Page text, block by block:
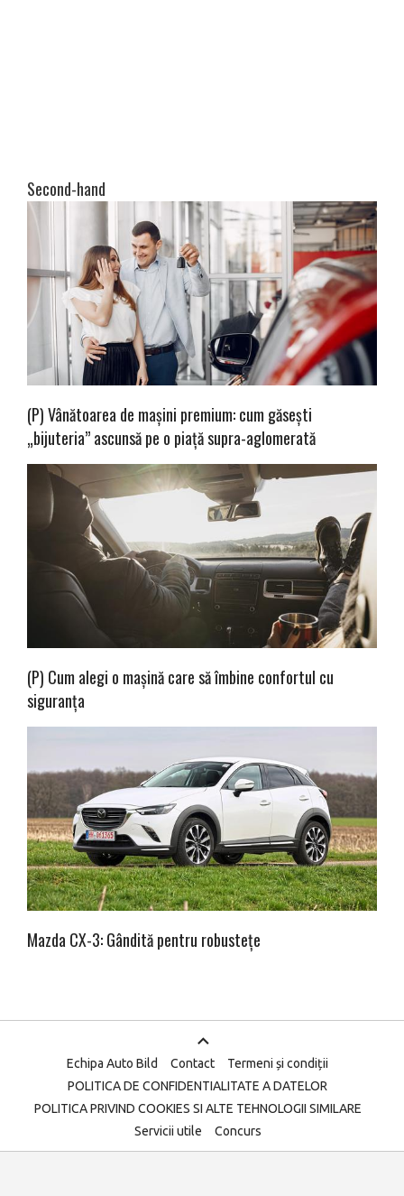
Second-hand
(P) Vânătoarea de mașini premium: cum găsești
„bijuteria” ascunsă pe o piață supra-aglomerată
(P) Cum alegi o mașină care să îmbine confortul cu
siguranța
Mazda CX-3: Gândită pentru robustețe
Echipa Auto Bild Contact
Termeni și condiții
POLITICA DE CONFIDENTIALITATE A DATELOR
POLITICA PRIVIND COOKIES SI ALTE TEHNOLOGII SIMILARE
Servicii utile
Concurs